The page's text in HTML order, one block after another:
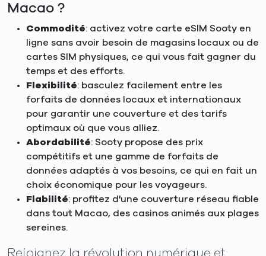
Macao ?
Commodité: activez votre carte eSIM Sooty en
ligne sans avoir besoin de magasins locaux ou de
cartes SIM physiques, ce qui vous fait gagner du
temps et des efforts.
Flexibilité: basculez facilement entre les
forfaits de données locaux et internationaux
pour garantir une couverture et des tarifs
optimaux où que vous alliez.
Abordabilité: Sooty propose des prix
compétitifs et une gamme de forfaits de
données adaptés à vos besoins, ce qui en fait un
choix économique pour les voyageurs.
Fiabilité: profitez d'une couverture réseau fiable
dans tout Macao, des casinos animés aux plages
sereines.
Rejoignez la révolution numérique et